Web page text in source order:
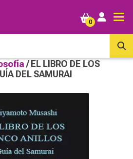
0
/ EL LIBRO DE LOS
DEL SAMURAI